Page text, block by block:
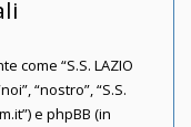
come “S.S. LAZIO
“nostro”, “S.S.
e phpBB (in